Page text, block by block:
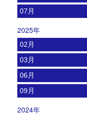
07月
2025年
02月
03月
06月
09月
2024年